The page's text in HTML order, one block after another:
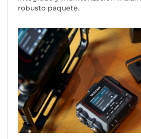
robusto paquete.